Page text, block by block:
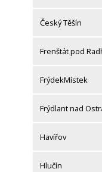
Český Těšín
Frenštát pod
FrýdekMístek
Frýdlant nad
Havířov
Hlučín